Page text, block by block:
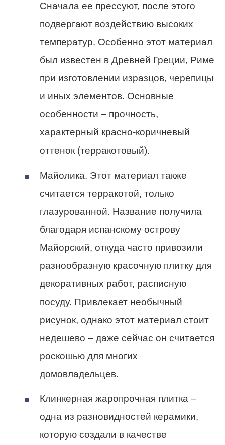
Сначала ее прессуют, после этого
подвергают воздействию высоких
температур. Особенно этот материал
был известен в Древней Греции, Риме
при изготовлении изразцов, черепицы
и иных элементов. Основные
особенности – прочность,
характерный красно-коричневый
оттенок (терракотовый).
Майолика. Этот материал также
считается терракотой, только
глазурованной. Название получила
благодаря испанскому острову
Майорский, откуда часто привозили
разнообразную красочную плитку для
декоративных работ, расписную
посуду. Привлекает необычный
рисунок, однако этот материал стоит
недешево – даже сейчас он считается
роскошью для многих
домовладельцев.
Клинкерная жаропрочная плитка –
одна из разновидностей керамики,
которую создали в качестве